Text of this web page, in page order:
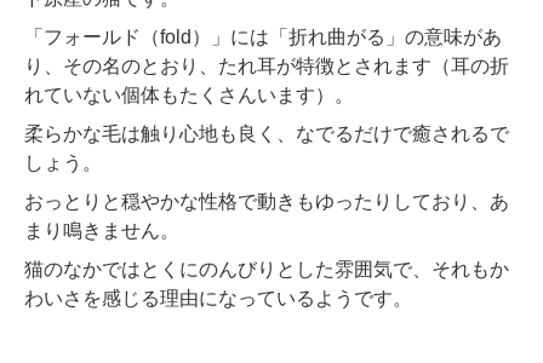
「フォールド（fold）」には「折れ曲がる」の意味があ
り、その名のとおり、たれ耳が特徴とされます（耳の折
れていない個体もたくさんいます）。
柔らかな毛は触り心地も良く、なでるだけで癒されるで
しょう。
おっとりと穏やかな性格で動きもゆったりしており、あ
まり鳴きません。
猫のなかではとくにのんびりとした雰囲気で、それもか
わいさを感じる理由になっているようです。